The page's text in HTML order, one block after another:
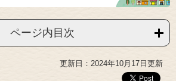
ページ内目次
更新日：2024年10月17日更新